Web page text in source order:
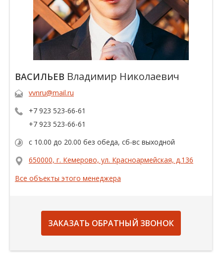
ВАСИЛЬЕВ Владимир Николаевич
vvnru@mail.ru
+7 923 523-66-61
+7 923 523-66-61
c 10.00 до 20.00 без обеда, сб-вс выходной
650000, г. Кемерово, ул. Красноармейская, д.136
Все объекты этого менеджера
ЗАКАЗАТЬ ОБРАТНЫЙ ЗВОНОК